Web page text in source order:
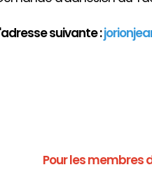
suivante :
Pour les membres